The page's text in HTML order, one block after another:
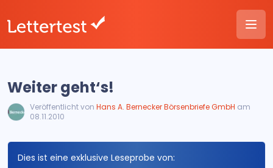
Weiter geht‘s!
Veröffentlicht vonHans A. Bernecker Börsenbriefe GmbH am
08.11.2010
Dies ist eine exklusive Leseprobe von: